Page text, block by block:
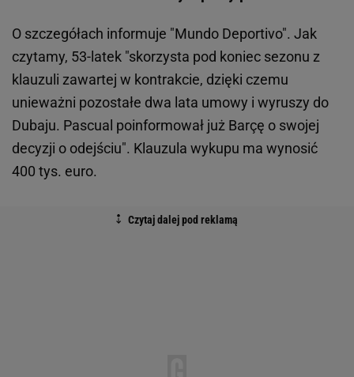
O szczegółach informuje "Mundo Deportivo". Jak
czytamy, 53-latek "skorzysta pod koniec sezonu z
klauzuli zawartej w kontrakcie, dzięki czemu
unieważni pozostałe dwa lata umowy i wyruszy do
Dubaju. Pascual poinformował już Barçę o swojej
decyzji o odejściu". Klauzula wykupu ma wynosić
400 tys. euro.